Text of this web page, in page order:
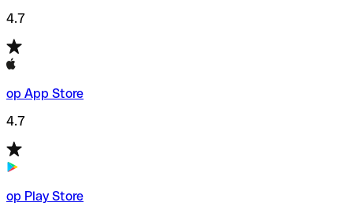
4.7
op App Store
4.7
op Play Store